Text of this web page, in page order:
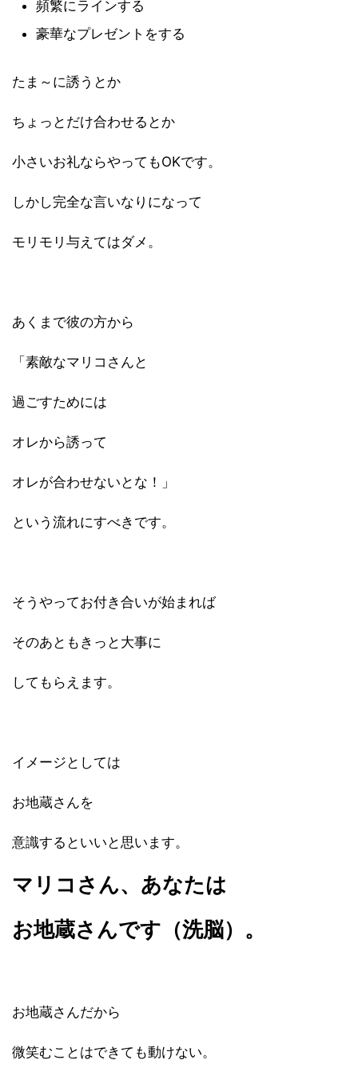
頻繁にラインする
豪華なプレゼントをする
たま～に誘うとか
ちょっとだけ合わせるとか
小さいお礼ならやってもOKです。
しかし完全な言いなりになって
モリモリ与えてはダメ。
あくまで彼の方から
「素敵なマリコさんと
過ごすためには
オレから誘って
オレが合わせないとな！」
という流れにすべきです。
そうやってお付き合いが始まれば
そのあともきっと大事に
してもらえます。
イメージとしては
お地蔵さんを
意識するといいと思います。
マリコさん、あなたは
お地蔵さんです（洗脳）。
お地蔵さんだから
微笑むことはできても動けない。